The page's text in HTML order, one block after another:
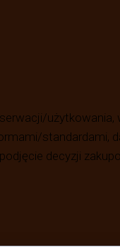
użytkowania,
standardami,
decyzji